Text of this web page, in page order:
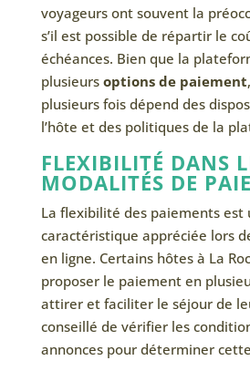
voyageurs ont souvent la
s’il est possible de répartir le
échéances. Bien que la
plusieurs options de paiement
plusieurs fois dépend des
l’hôte et des politiques de la
FLEXIBILITÉ DANS
MODALITÉS DE
La flexibilité des paiements est
caractéristique appréciée lors
en ligne. Certains hôtes à La
proposer le paiement en
attirer et faciliter le séjour de
conseillé de vérifier les
annonces pour déterminer